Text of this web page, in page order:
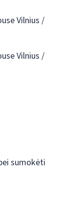
Vilnius /
Vilnius /
sumokėti